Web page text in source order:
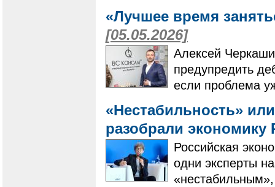
«Лучшее время
[05.05.2026]
Алексей
предупредить
если проблема
«Нестабильность»
разобрали
Российская
одни эксперты